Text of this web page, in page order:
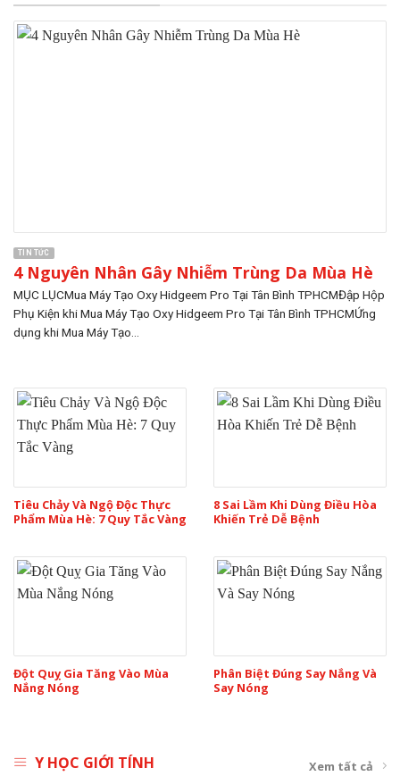
TIN TỨC
4 Nguyên Nhân Gây Nhiễm Trùng Da Mùa Hè
MỤC LỤCMua Máy Tạo Oxy Hidgeem Pro Tại Tân Bình TPHCMĐập Hộp
Phụ Kiện khi Mua Máy Tạo Oxy Hidgeem Pro Tại Tân Bình TPHCMỨng
dụng khi Mua Máy Tạo...
Tiêu Chảy Và Ngộ Độc Thực
Phẩm Mùa Hè: 7 Quy Tắc Vàng
8 Sai Lầm Khi Dùng Điều Hòa
Khiến Trẻ Dễ Bệnh
Đột Quỵ Gia Tăng Vào Mùa
Nắng Nóng
Phân Biệt Đúng Say Nắng Và
Say Nóng
Y HỌC GIỚI TÍNH Xem tất cả